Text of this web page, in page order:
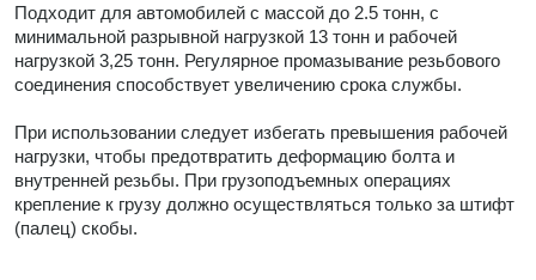
Подходит для автомобилей с массой до 2.5 тонн, с
минимальной разрывной нагрузкой 13 тонн и рабочей
нагрузкой 3,25 тонн. Регулярное промазывание резьбового
соединения способствует увеличению срока службы.
При использовании следует избегать превышения рабочей
нагрузки, чтобы предотвратить деформацию болта и
внутренней резьбы. При грузоподъемных операциях
крепление к грузу должно осуществляться только за штифт
(палец) скобы.